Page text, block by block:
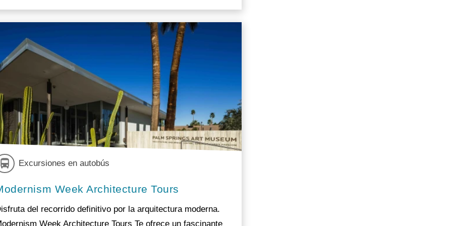
Excursiones en autobús
Week Architecture Tours
del recorrido definitivo por la arquitectura moderna.
Week Architecture Tours Te ofrece un fascinante